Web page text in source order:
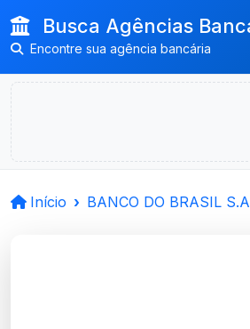
Busca Agências
Encontre sua agência bancária
Início BANCO DO BRASIL